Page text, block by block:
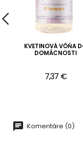
KVETINOVÁ VÔŇA
DOMÁCNOSTI
7,37 €
Komentáre (0)